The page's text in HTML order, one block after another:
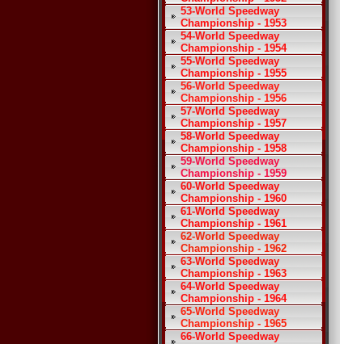
53-World Speedway
Championship - 1953
54-World Speedway
Championship - 1954
55-World Speedway
Championship - 1955
56-World Speedway
Championship - 1956
57-World Speedway
Championship - 1957
58-World Speedway
Championship - 1958
59-World Speedway
Championship - 1959
60-World Speedway
Championship - 1960
61-World Speedway
Championship - 1961
62-World Speedway
Championship - 1962
63-World Speedway
Championship - 1963
64-World Speedway
Championship - 1964
65-World Speedway
Championship - 1965
66-World Speedway